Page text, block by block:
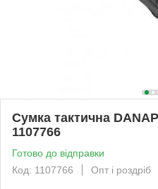
Сумка тактична
1107766
Готово до відправки
Код: 1107766
Опт і роздріб